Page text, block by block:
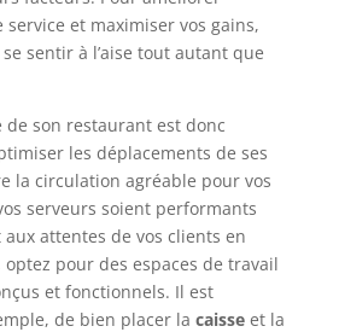
service et maximiser vos gains,
sentir à l’aise tout autant que
de son restaurant est donc
les déplacements de ses
la circulation agréable pour vos
serveurs soient performants
attentes de vos clients en
pour des espaces de travail
et fonctionnels. Il est
de bien placer la caisseet la